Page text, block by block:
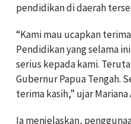
pendidikan di daerah
“Kami mau ucapkan
Pendidikan yang selama
serius kepada kami.
Gubernur Papua Tengah.
terima kasih,” ujar Mariana
Ia menjelaskan,